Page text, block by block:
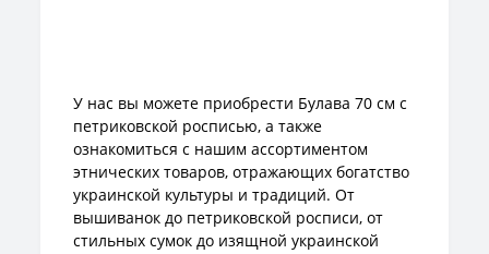
У нас вы можете приобрести Булава 70 см с
петриковской росписью, а также
ознакомиться с нашим ассортиментом
этнических товаров, отражающих богатство
украинской культуры и традиций. От
вышиванок до петриковской росписи, от
стильных сумок до изящной украинской